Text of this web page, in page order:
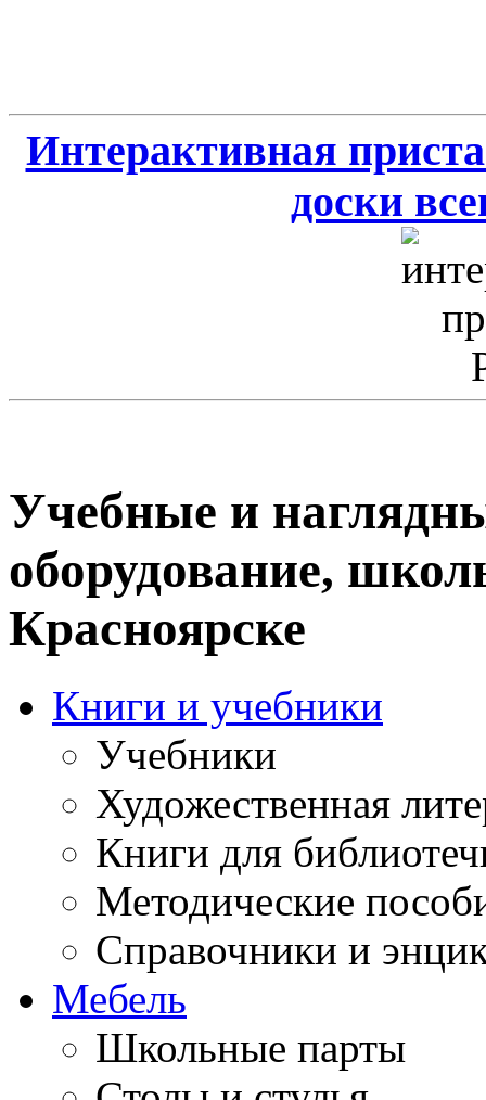
Интерактивная
доски
Учебные и
оборудование,
Красноярске
Книги и учебники
Учебники
Художественная
Книги для
Методические
Справочники и
Мебель
Школьные парты